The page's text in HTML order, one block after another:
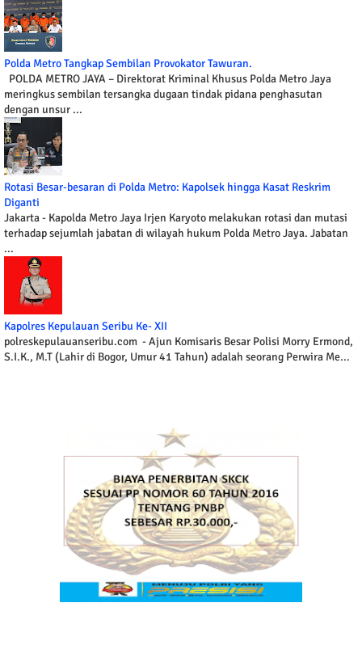
Polda Metro Tangkap Sembilan Provokator Tawuran.
POLDA METRO JAYA – Direktorat Kriminal Khusus Polda Metro Jaya
meringkus sembilan tersangka dugaan tindak pidana penghasutan
dengan unsur ...
Rotasi Besar-besaran di Polda Metro: Kapolsek hingga Kasat Reskrim
Diganti
Jakarta - Kapolda Metro Jaya Irjen Karyoto melakukan rotasi dan mutasi
terhadap sejumlah jabatan di wilayah hukum Polda Metro Jaya. Jabatan
...
Kapolres Kepulauan Seribu Ke- XII
polreskepulauanseribu.com - Ajun Komisaris Besar Polisi Morry Ermond,
S.I.K., M.T (Lahir di Bogor, Umur 41 Tahun) adalah seorang Perwira Me...